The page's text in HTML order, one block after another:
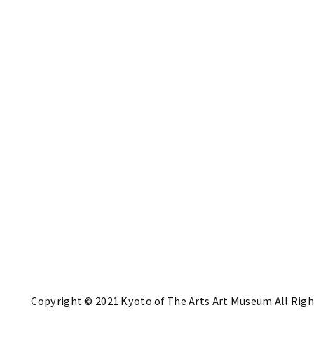
Copyright © 2021 Kyoto of The Arts Art Museum All